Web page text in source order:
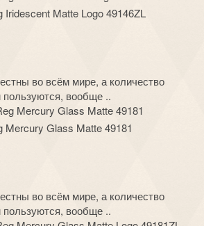
Iridescent Matte Logo 49146ZL
во всём мире, а количество
вообще ..
Mercury Glass Matte 49181
во всём мире, а количество
вообще ..